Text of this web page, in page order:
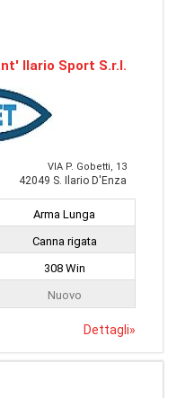
Ilario Sport S.r.l.
VIA P. Gobetti, 13
42049 S. Ilario D'Enza
Arma Lunga
Canna rigata
308 Win
Nuovo
Dettagli»